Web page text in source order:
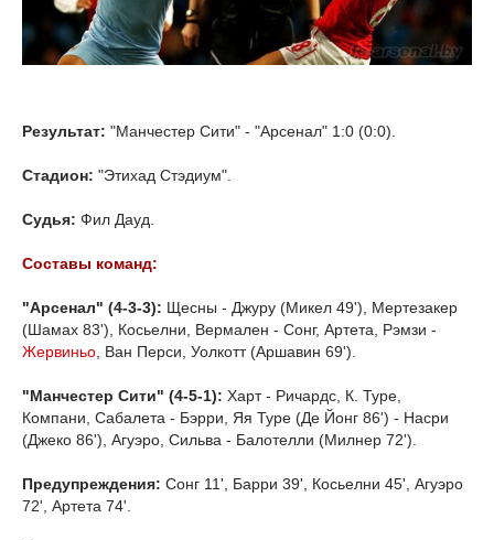
Результат: "Манчестер Сити" - "Арсенал" 1:0 (0:0).
Стадион: "Этихад Стэдиум".
Судья: Фил Дауд.
Составы команд:
"Арсенал" (4-3-3): Щесны - Джуру (Микел 49'), Мертезакер
(Шамах 83'), Косьелни, Вермален - Сонг, Артета, Рэмзи -
Жервиньо, Ван Перси, Уолкотт (Аршавин 69').
"Манчестер Сити" (4-5-1): Харт - Ричардс, К. Туре,
Компани, Сабалета - Бэрри, Яя Туре (Де Йонг 86') - Насри
(Джеко 86'), Агуэро, Сильва - Балотелли (Милнер 72').
Предупреждения: Сонг 11', Барри 39', Косьелни 45', Агуэро
72', Артета 74'.